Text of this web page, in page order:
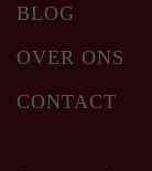
BLOG
OVER ONS
CONTACT